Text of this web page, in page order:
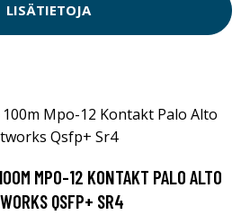
LISÄTIETOJA
MPO-12 KONTAKT PALO ALTO
QSFP+ SR4